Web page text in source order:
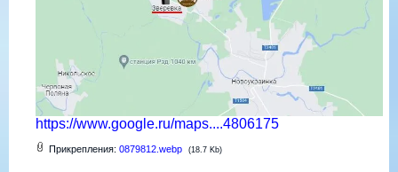
https://www.google.ru/maps....4806175
Прикрепления: 0879812.webp (18.7 Kb)